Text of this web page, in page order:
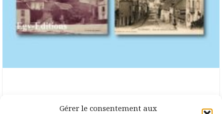
Gérer le consentement aux